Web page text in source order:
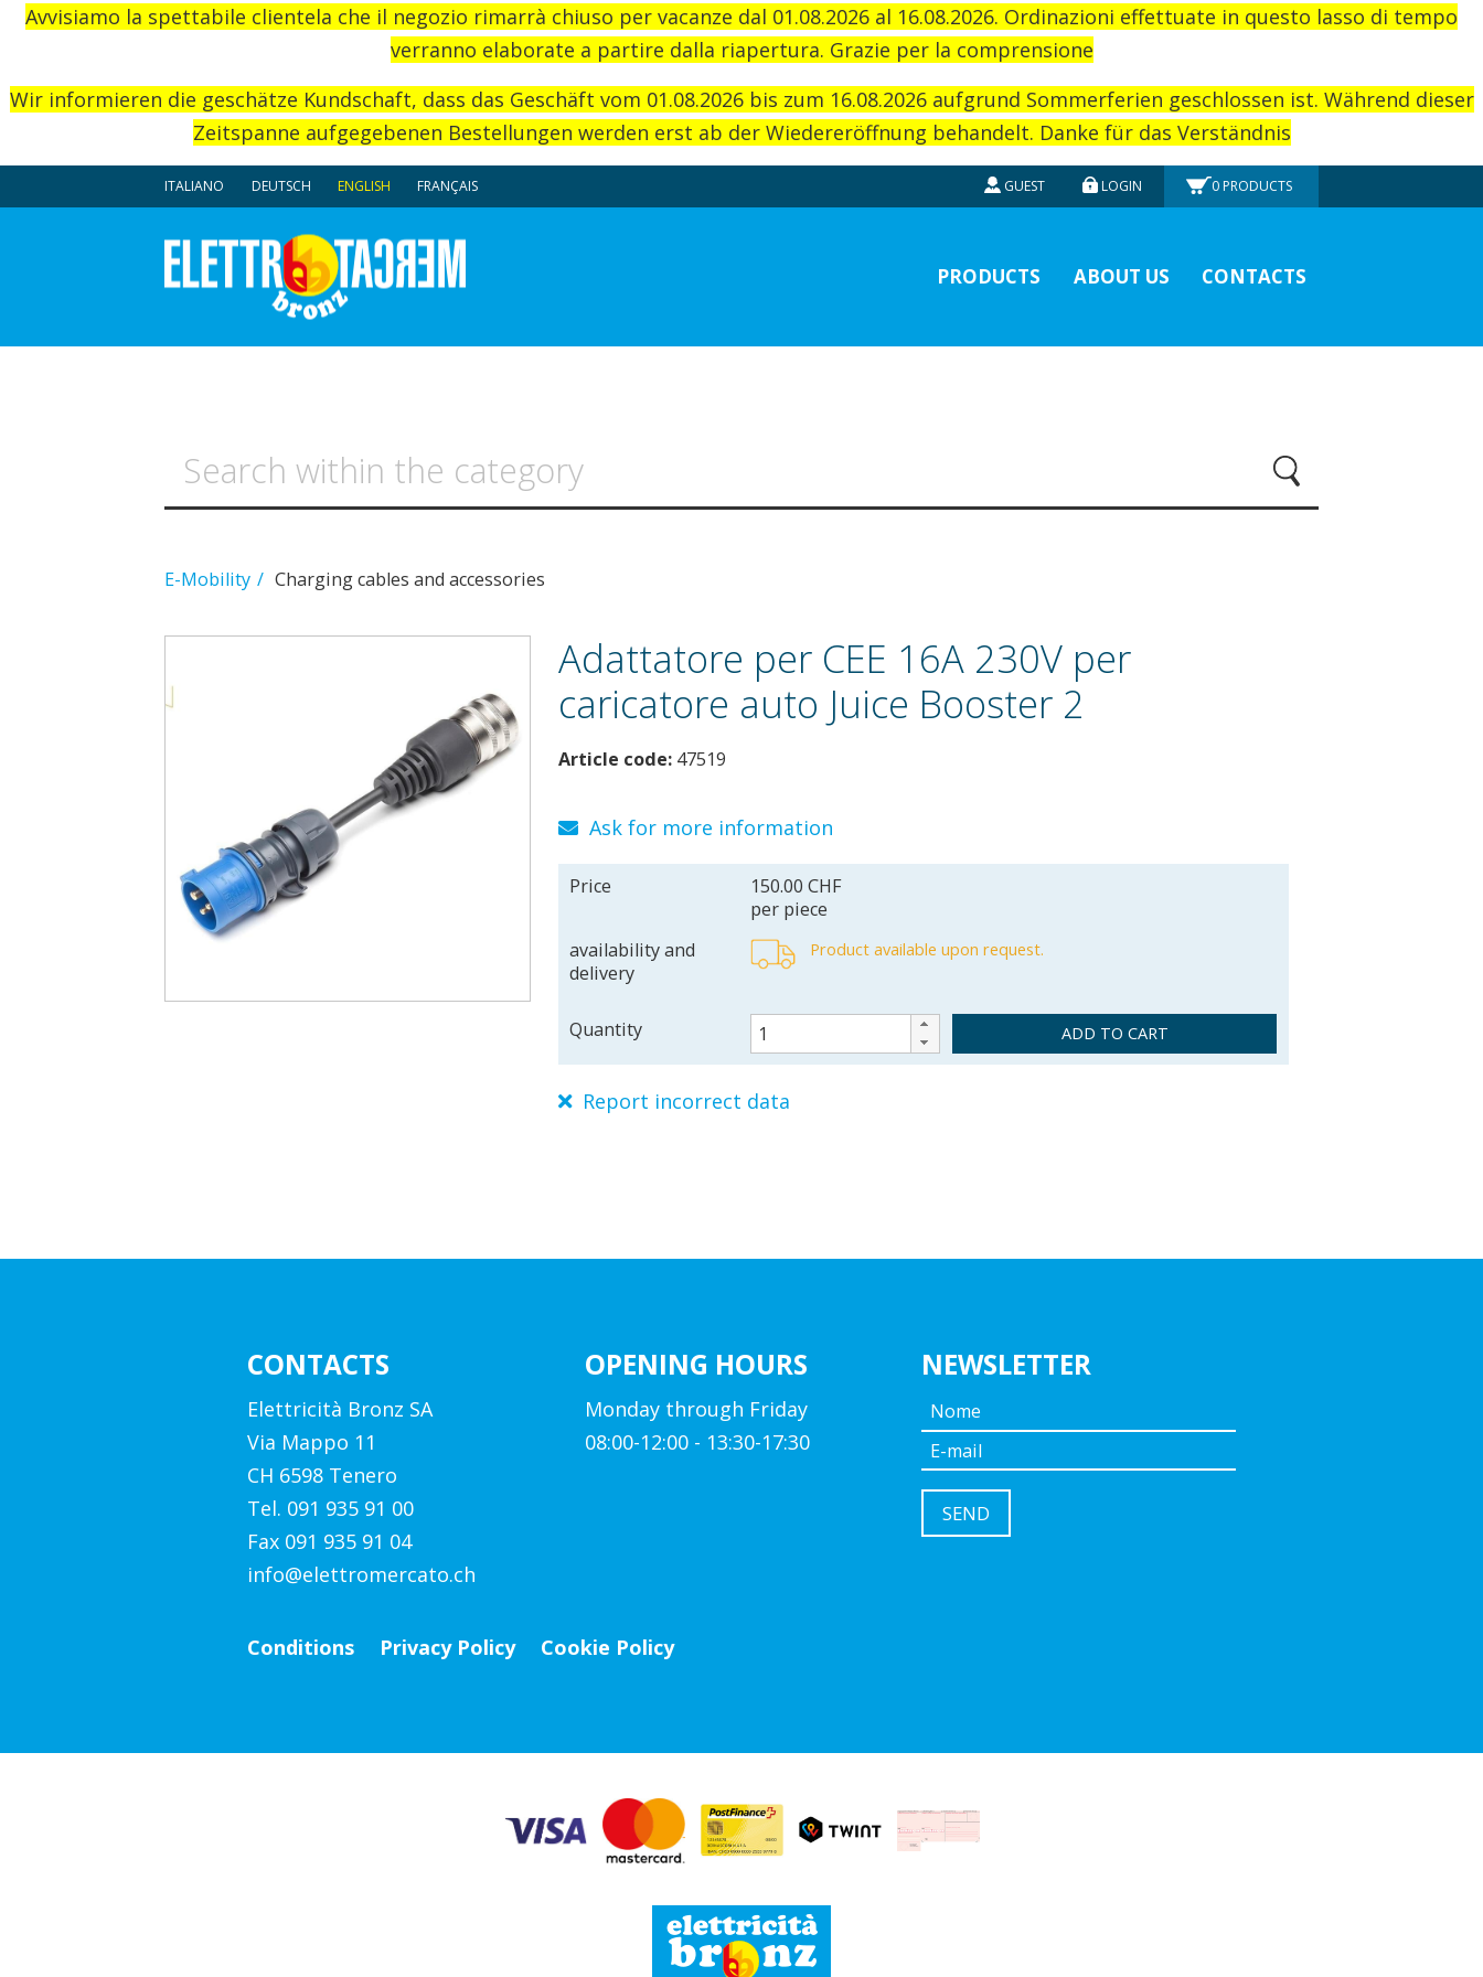
Avvisiamo la spettabile clientela che il negozio rimarrà chiuso per vacanze dal 01.08.2026 al 16.08.2026. Ordinazioni effettuate in questo lasso di tempo
verranno elaborate a partire dalla riapertura. Grazie per la comprensione
Wir informieren die geschätze Kundschaft, dass das Geschäft vom 01.08.2026 bis zum 16.08.2026 aufgrund Sommerferien geschlossen ist. Während dieser
Zeitspanne aufgegebenen Bestellungen werden erst ab der Wiedereröffnung behandelt. Danke für das Verständnis
ITALIANO DEUTSCH ENGLISH FRANÇAIS GUEST LOGIN 0 PRODUCTS
PRODUCTS ABOUT US CONTACTS
E-Mobility Charging cables and accessories
Adattatore per CEE 16A 230V per
caricatore auto Juice Booster 2
Article code: 47519
Ask for more information
Price
150.00 CHF
per piece
availability and
delivery
Product available upon request.
Quantity ADD TO CART
Report incorrect data
CONTACTS
Elettricità Bronz SA
Via Mappo 11
CH 6598 Tenero
Tel. 091 935 91 00
Fax 091 935 91 04
info@elettromercato.ch
OPENING HOURS
Monday through Friday
08:00-12:00 - 13:30-17:30
NEWSLETTER
Conditions Privacy Policy Cookie Policy